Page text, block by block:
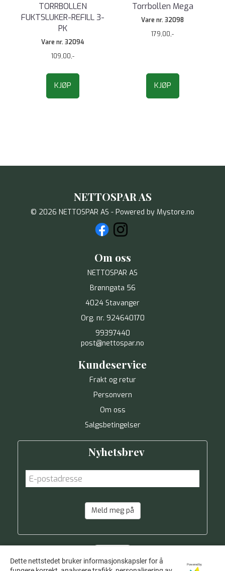
TORRBOLLEN
FUKTSLUKER-REFILL 3-
PK
Vare nr. 32094
109,00,-
KJØP
Torrbollen Mega
Vare nr. 32098
179,00,-
KJØP
NETTOSPAR AS
© 2026 NETTOSPAR AS - Powered by Mystore.no
Om oss
NETTOSPAR AS
Brønngata 56
4024 Stavanger
Org. nr. 924640170
99397440
post@nettospar.no
Kundeservice
Frakt og retur
Personvern
Om oss
Salgsbetingelser
Nyhetsbrev
Meld meg på
Dette nettstedet bruker informasjonskapsler for å
Powered by